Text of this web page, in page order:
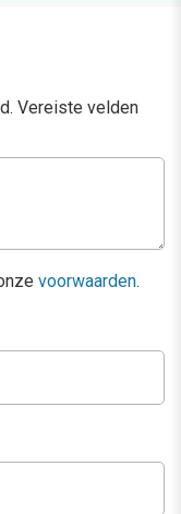
Vereiste velden
voorwaarden.